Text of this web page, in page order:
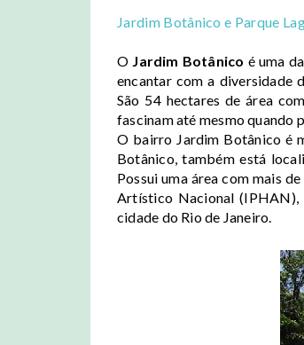
Jardim Botânico e Parque
O Jardim Botânico é uma
encantar com a diversidade
São 54 hectares de área
fascinam até mesmo quando
O bairro Jardim Botânico é
Botânico, também está
Possui uma área com mais
Artístico Nacional (IPHAN),
cidade do Rio de Janeiro.